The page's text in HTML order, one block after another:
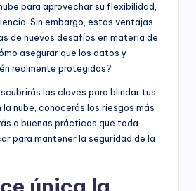
para aprovechar su flexibilidad,
Sin embargo, estas ventajas
de nuevos desafíos en materia de
asegurar que los datos y
realmente protegidos?
las claves para blindar tus
nube, conocerás los riesgos más
a buenas prácticas que toda
para mantener la seguridad de la